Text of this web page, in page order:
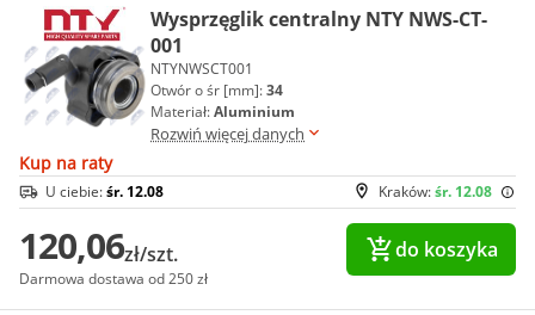
Wysprzęglik centralny NTY NWS-CT-
001
NTYNWSCT001
Otwór o śr [mm]:34
Materiał:Aluminium
Rozwiń więcej danych
Kup na raty
Kraków:śr. 12.08
U ciebie:śr. 12.08
120,06zł/szt.
Darmowa dostawa od 250 zł
do koszyka